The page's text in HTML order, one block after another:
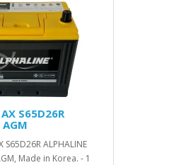
S65D26R
AGM
ALPHALINE
Made in Korea. - 1